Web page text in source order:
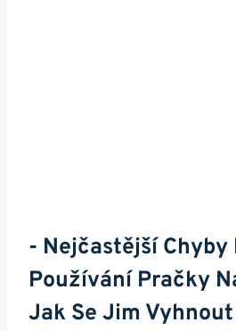
-​ Nejčastější Chyby
Používání Pračky
Jak Se Jim Vyhnout